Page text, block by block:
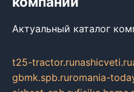
Актуальный каталог
t25-tractor.runashicveti.ru
gbmk.spb.ruromania-